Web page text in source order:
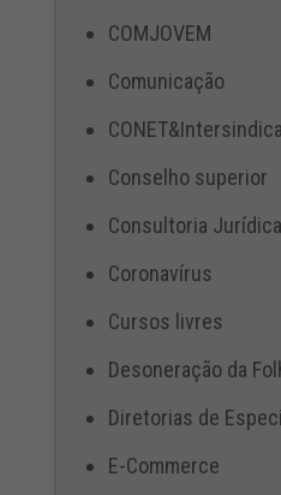
COMJOVEM
Comunicação
CONET&Intersindical
Conselho superior
Consultoria Jurídica
Coronavírus
Cursos livres
Desoneração da
Diretorias de
E-Commerce